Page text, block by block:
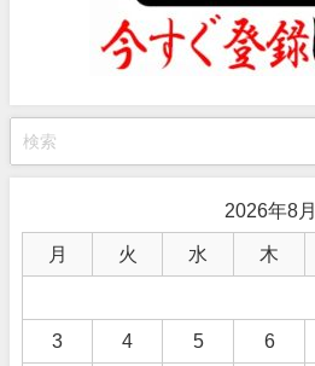
2026年8月
月 火 水 木
3 4 5 6